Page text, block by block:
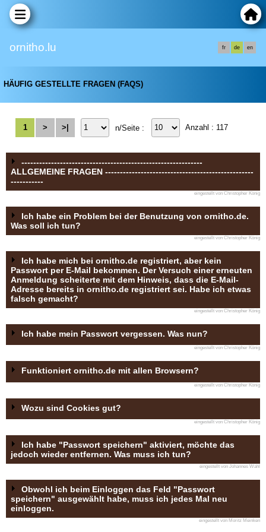
ornitho.lu fr de en
HÄUFIG GESTELLTE FRAGEN (FAQS)
1 > >| n/Seite : Anzahl : 117
-------------------------------------------------------------
ALLGEMEINE FRAGEN --------------------------------------------------
-----------
eingestellt von Christopher König
Ich habe ein Problem bei der Benutzung von ornitho.de.
Was soll ich tun?
eingestellt von Christopher König
Ich habe mich bei ornitho.de registriert, aber kein
Passwort per E-Mail bekommen. Der Versuch einer erneuten
Anmeldung scheiterte mit dem Hinweis, dass die E-Mail-
Adresse bereits in ornitho.de registriert sei. Habe ich etwas
falsch gemacht?
eingestellt von Christopher König
Ich habe mein Passwort vergessen. Was nun?
eingestellt von Christopher König
Funktioniert ornitho.de mit allen Browsern?
eingestellt von Christopher König
Wozu sind Cookies gut?
eingestellt von Christopher König
Ich habe "Passwort speichern" aktiviert, möchte das
jedoch wieder entfernen. Was muss ich tun?
eingestellt von Johannes Wahl
Obwohl ich beim Einloggen das Feld "Passwort
speichern" ausgewählt habe, muss ich jedes Mal neu
einloggen.
eingestellt von Moritz Meinken